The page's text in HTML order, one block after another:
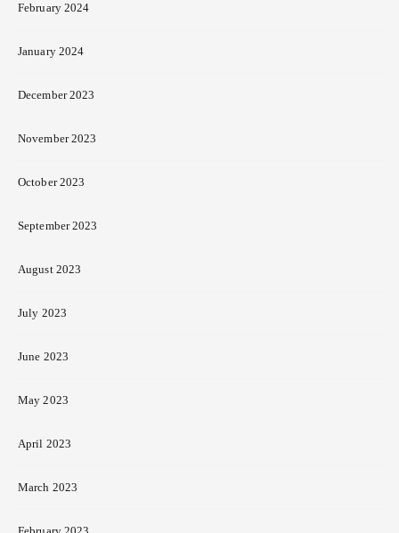
February 2024
January 2024
December 2023
November 2023
October 2023
September 2023
August 2023
July 2023
June 2023
May 2023
April 2023
March 2023